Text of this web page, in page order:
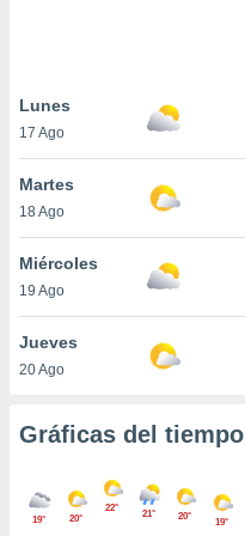
únicos
similares
como
sitio
de
posible
en
Para
Lunes
17 Ago
Martes
18 Ago
Miércoles
19 Ago
Jueves
20 Ago
Gráficas del tiempo
19° 20°
22°
21° 20°
19°